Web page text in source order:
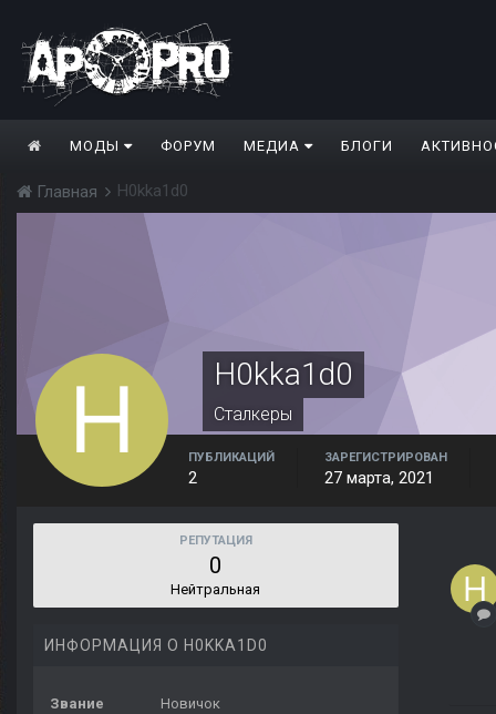
МОДЫ ФОРУМ МЕДИА БЛОГИ
Главная H0kka1d0
H0kka1d0
Сталкеры
ПУБЛИКАЦИЙ
2
ЗАРЕГИСТРИРОВАН
27 марта, 2021
РЕПУТАЦИЯ
0
Нейтральная
ИНФОРМАЦИЯ О H0KKA1D0
Звание Новичок